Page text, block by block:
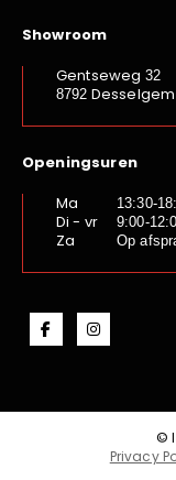
Showroom
Gentseweg 32
8792 Desselgem
Openingsuren
Ma
13:30-
Di - vr 9:00-
Za Op
©
Privacy